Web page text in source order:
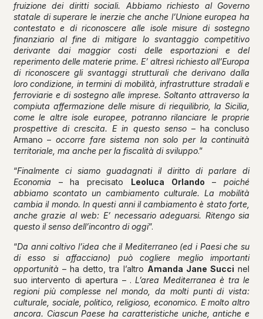
fruizione dei diritti sociali. Abbiamo richiesto al Governo
statale di superare le inerzie che anche l’Unione europea ha
contestato e di riconoscere alle isole misure di sostegno
finanziario al fine di mitigare lo svantaggio competitivo
derivante dai maggior costi delle esportazioni e del
reperimento delle materie prime. E’ altresì richiesto all’Europa
di riconoscere gli svantaggi strutturali che derivano dalla
loro condizione, in termini di mobilità, infrastrutture stradali e
ferroviarie e di sostegno alle imprese. Soltanto attraverso la
compiuta affermazione delle misure di riequilibrio, la Sicilia,
come le altre isole europee, potranno rilanciare le proprie
prospettive di crescita. E in questo senso– ha concluso
Armano –occorre fare sistema non solo per la continuità
territoriale, ma anche per la fiscalità di sviluppo.”
“Finalmente ci siamo guadagnati il diritto di parlare di
Economia – ha precisato Leoluca Orlando –poiché
abbiamo scontato un cambiamento culturale. La mobilità
cambia il mondo. In questi anni il cambiamento è stato forte,
anche grazie al web: E’ necessario adeguarsi. Ritengo sia
questo il senso dell’incontro di oggi”.
“Da anni coltivo l’idea che il Mediterraneo (ed i Paesi che su
di esso si affacciano) può cogliere meglio importanti
opportunità – ha detto, tra l’altro Amanda Jane Succi nel
suo intervento di apertura – .L’area Mediterranea è tra le
regioni più complesse nel mondo, da molti punti di vista:
culturale, sociale, politico, religioso, economico. E molto altro
ancora. Ciascun Paese ha caratteristiche uniche, antiche e